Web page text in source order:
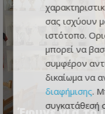
σας ισχύουν
ιστότοπο.
μπορεί να
συμφέρον
δικαίωμα να
διαφήμισης.
συγκατάθεσή